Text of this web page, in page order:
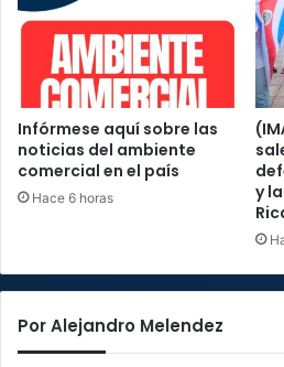
Infórmese aquí sobre las
noticias del ambiente
comercial en el país
Hace 6 horas
y
Por Alejandro Melendez